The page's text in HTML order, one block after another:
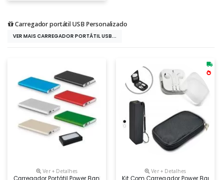
Carregador portátil USB Personalizado
VER MAIS CARREGADOR PORTÁTIL USB...
Ver + Detalhes Ver + Detalhes